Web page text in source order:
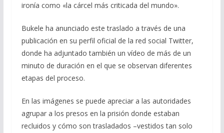
ironía como «la cárcel más criticada del mundo».
Bukele ha anunciado este traslado a través de una
publicación en su perfil oficial de la red social Twitter,
donde ha adjuntado también un vídeo de más de un
minuto de duración en el que se observan diferentes
etapas del proceso.
En las imágenes se puede apreciar a las autoridades
agrupar a los presos en la prisión donde estaban
recluidos y cómo son trasladados –vestidos tan solo